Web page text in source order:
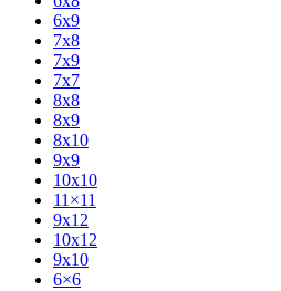
6x9
7x8
7x9
7x7
8x8
8x9
8x10
9x9
10x10
11×11
9x12
10x12
9x10
6×6